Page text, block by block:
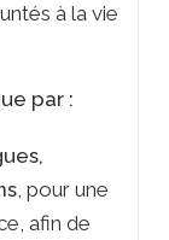
à la vie
par :
, pour une
afin de